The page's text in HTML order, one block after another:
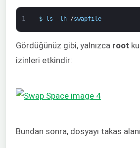
1 $ ls -lh /swapfile
Gördüğünüz gibi, yalnızca root
izinleri etkindir:
Bundan sonra, dosyayı takas